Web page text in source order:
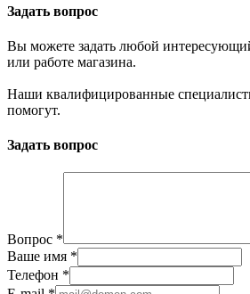
Задать вопрос
Вы можете задать любой
или работе магазина.
Наши квалифицированные
помогут.
Задать вопрос
Вопрос *
Ваше имя *
Телефон *